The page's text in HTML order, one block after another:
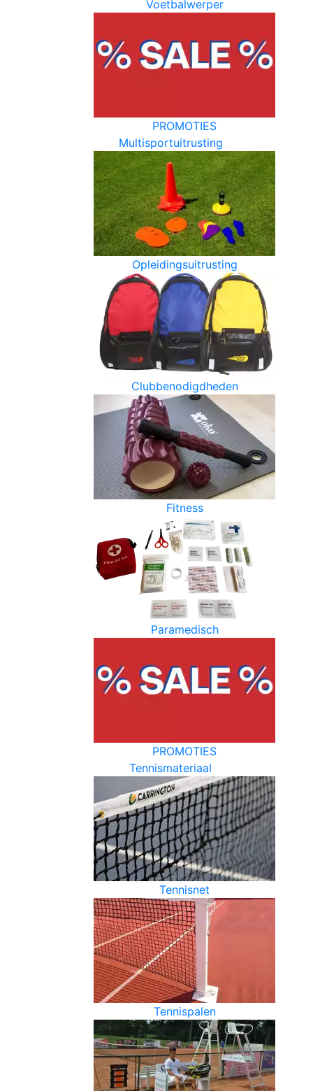
Voetbalwerper
PROMOTIES
Multisportuitrusting
Opleidingsuitrusting
Clubbenodigdheden
Fitness
Paramedisch
PROMOTIES
Tennismateriaal
Tennisnet
Tennispalen